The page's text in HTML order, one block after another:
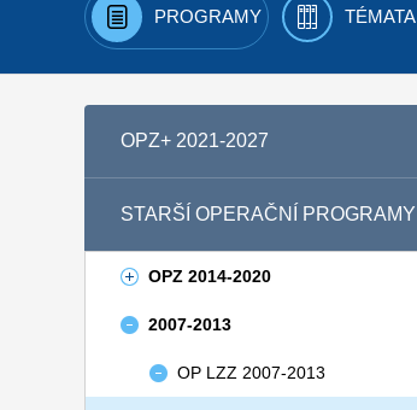
PROGRAMY TÉMATA
OPZ+ 2021-2027
STARŠÍ OPERAČNÍ PROGRAMY
OPZ 2014-2020
2007-2013
OP LZZ 2007-2013